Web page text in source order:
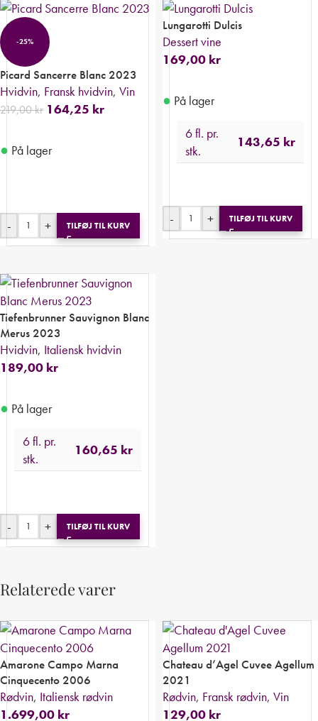
-25%
Picard Sancerre Blanc 2023
Hvidvin, Fransk hvidvin, Vin
219,00kr 164,25 kr
● På lager
- + TILFØJ TIL KURV
Lungarotti Dulcis
Dessert vine
169,00 kr
● På lager
6 fl. pr.
stk.
143,65 kr
- + TILFØJ TIL KURV
Tiefenbrunner Sauvignon Blanc
Merus 2023
Hvidvin, Italiensk hvidvin
189,00 kr
● På lager
6 fl. pr.
stk.
160,65 kr
- + TILFØJ TIL KURV
Relaterede varer
Amarone Campo Marna
Cinquecento 2006
Rødvin, Italiensk rødvin
1.699,00 kr
Chateau d’Agel Cuvee Agellum
2021
Rødvin, Fransk rødvin, Vin
129,00 kr